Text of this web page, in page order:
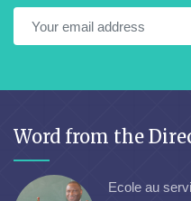
Word from the
Ecole au